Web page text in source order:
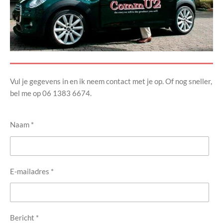
Vul je gegevens in en ik neem contact met je op. Of nog sneller,
bel me op 06 1383 6674.
Naam *
E-mailadres *
Bericht *